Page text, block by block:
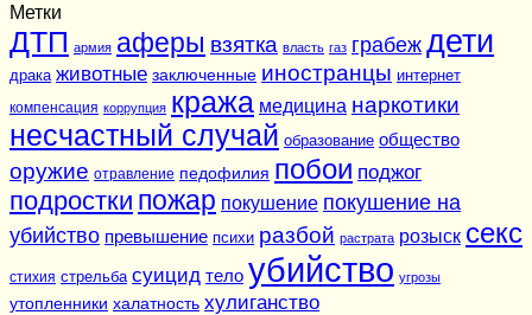
Метки
ДТП армия аферы взятка власть газ грабеж дети
драка животные заключенные иностранцы интернет
компенсация коррупция кража медицина наркотики
несчастный случай образование общество
оружие отравление педофилия побои поджог
подростки пожар покушение покушение на
убийство превышение психи разбой растрата розыск секс
стихия стрельба суицид тело убийство угрозы
утопленники халатность хулиганство